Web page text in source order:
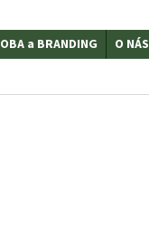
a BRANDING
O NÁS